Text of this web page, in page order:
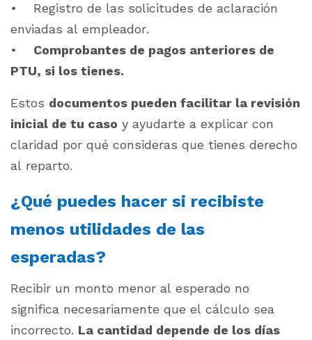
• Registro de las solicitudes de aclaración
enviadas al empleador.
• Comprobantes de pagos anteriores de
PTU, si los tienes.
Estos documentos pueden facilitar la revisión
inicial de tu caso y ayudarte a explicar con
claridad por qué consideras que tienes derecho
al reparto.
¿Qué puedes hacer si recibiste
menos utilidades de las
esperadas?
Recibir un monto menor al esperado no
significa necesariamente que el cálculo sea
incorrecto. La cantidad depende de los días